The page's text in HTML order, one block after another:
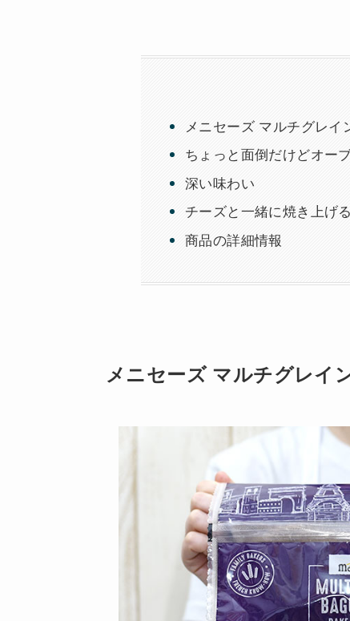
メニセーズ マルチグレイ
ちょっと面倒だけどオー
深い味わい
チーズと一緒に焼き上げる
商品の詳細情報
メニセーズ マルチグレイ